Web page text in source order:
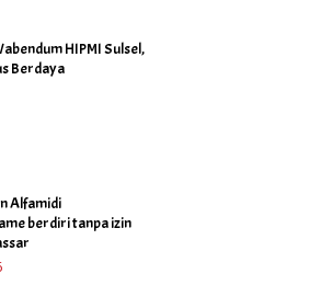
HIPMI Sulsel,
Berdaya
Alfamidi
berdiri tanpa izin